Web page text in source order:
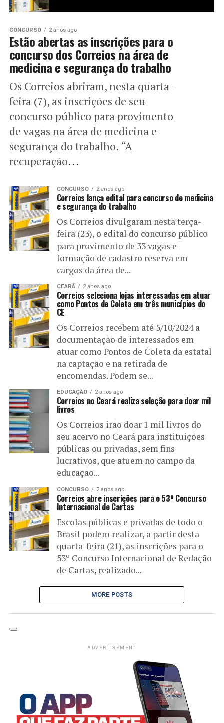
CONCURSO 2 anos ago
Estão abertas as inscrições para o
concurso dos Correios na área de
medicina e segurança do trabalho
Os Correios abriram, nesta quarta-
feira (7), as inscrições de seu
concurso público para provimento
de vagas na área de medicina e
segurança do trabalho. “A
recuperação...
CONCURSO 2 anos ago
Correios lança edital para concurso de medicina
e segurança do trabalho
Os Correios divulgaram nesta terça-
feira (23), o edital do concurso público
para provimento de 33 vagas e
formação de cadastro reserva em
cargos da área de...
CEARÁ 2 anos ago
Correios seleciona lojas interessadas em atuar
como Pontos de Coleta em três municípios do
CE
Os Correios recebem até 5/10/2024 a
documentação de interessados em
atuar como Pontos de Coleta da estatal
na captação e na retirada de
encomendas. Podem se...
EDUCAÇÃO 2 anos ago
Correios no Ceará realiza seleção para doar mil
livros
Os Correios irão doar 1 mil livros do
seu acervo no Ceará para instituições
públicas ou privadas, sem fins
lucrativos, que atuem no campo da
educação...
CONCURSO 2 anos ago
Correios abre inscrições para o 53º Concurso
Internacional de Cartas
Escolas públicas e privadas de todo o
Brasil podem realizar, a partir desta
quarta-feira (21), as inscrições para o
53º Concurso Internacional de Redação
de Cartas, realizado...
MORE POSTS
ADVERTISEMENT